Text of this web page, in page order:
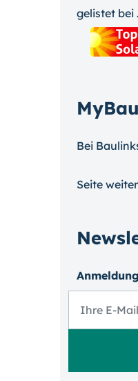
gelistet bei
Bei
Seite
Anmeldung